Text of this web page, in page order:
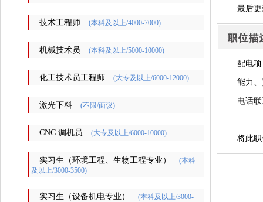
技术工程师 (本科及以上/4000-7000)
机械技术员 (本科及以上/5000-10000)
化工技术员工程师 (大专及以上/6000-12000)
激光下料 (不限/面议)
CNC 调机员 (大专及以上/6000-10000)
实习生（环境工程、生物工程专业）
(本科
及以上/3000-3500)
实习生（设备机电专业）
(本科及以上/3000-
最后
配电
能力
电话
将此